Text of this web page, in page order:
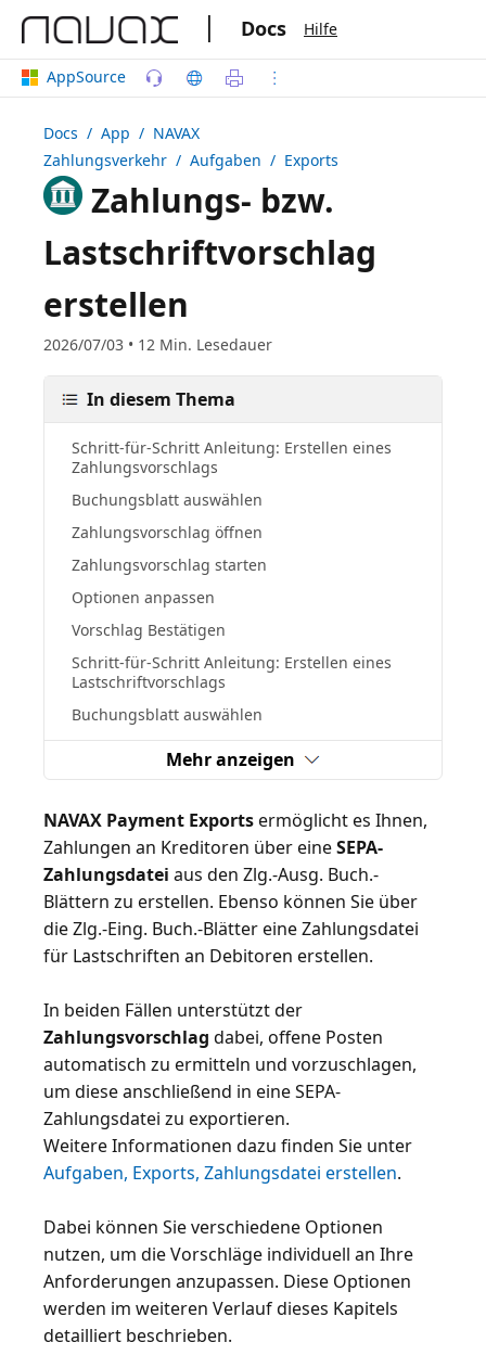
| Docs Hilfe
AppSource
Docs / App / NAVAX
Zahlungsverkehr / Aufgaben / Exports
Zahlungs- bzw.
Lastschriftvorschlag
erstellen
2026/07/03 • 12 Min. Lesedauer
In diesem Thema
Schritt-für-Schritt Anleitung: Erstellen eines
Zahlungsvorschlags
Buchungsblatt auswählen
Zahlungsvorschlag öffnen
Zahlungsvorschlag starten
Optionen anpassen
Vorschlag Bestätigen
Schritt-für-Schritt Anleitung: Erstellen eines
Lastschriftvorschlags
Buchungsblatt auswählen
Mehr anzeigen
NAVAX Payment Exportsermöglicht es Ihnen,
Zahlungen an Kreditoren über eineSEPA-
Zahlungsdatei aus den Zlg.-Ausg. Buch.-
Blättern zu erstellen. Ebenso können Sie über
die Zlg.-Eing. Buch.-Blätter eine Zahlungsdatei
für Lastschriften an Debitoren erstellen.
In beiden Fällen unterstützt der
Zahlungsvorschlag dabei, offene Posten
automatisch zu ermitteln und vorzuschlagen,
um diese anschließend in eine SEPA-
Zahlungsdatei zu exportieren.
Weitere Informationen dazu finden Sie unter
Aufgaben, Exports, Zahlungsdatei erstellen.
Dabei können Sie verschiedene Optionen
nutzen, um die Vorschläge individuell an Ihre
Anforderungen anzupassen. Diese Optionen
werden im weiteren Verlauf dieses Kapitels
detailliert beschrieben.